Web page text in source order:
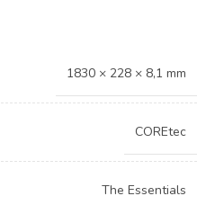
1830 × 228 × 8,1 mm
COREtec
The Essentials